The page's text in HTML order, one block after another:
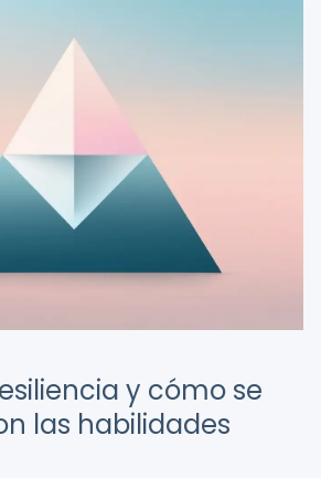
y cómo se
las habilidades